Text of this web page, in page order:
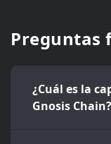
Preguntas
¿Cuál es la
Gnosis Chain?